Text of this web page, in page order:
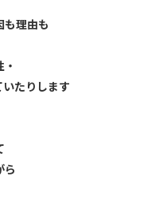
も理由も
たりします
ら